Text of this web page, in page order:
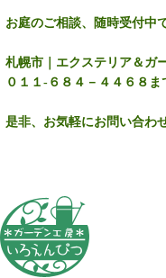
お庭のご相談、随時受付中
札幌市｜エクステリア＆ガ
０１１-６８４－４４６８
是非、お気軽にお問い合わ